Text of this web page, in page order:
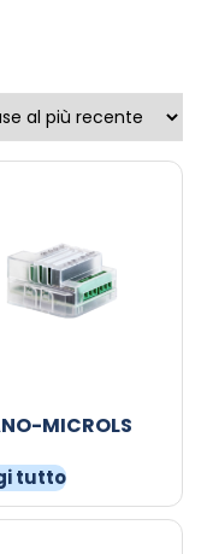
MICROLS
tutto